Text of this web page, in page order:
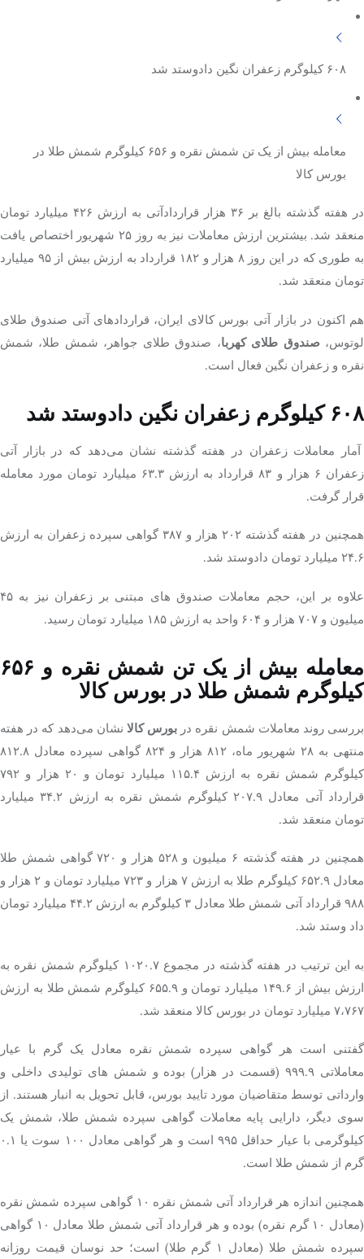
پایگاه خبری آبان
۶۰۸ کیلوگرم زعفران نگین دادوستد شد
معامله بیش از یک تن شمش نقره و ۶۵۶ کیلوگرم شمش طلا در
بورس کالا
در هفته گذشته بالغ بر ۳۶ هزار قراردادآتی به ارزش ۴۲۶ میلیارد تومان
منعقد شد. بیشترین ارزش معاملات نیز به روز ۲۵ شهریور اختصاص یافت
به طوری که در این روز ۸ هزار و ۱۸۲ قرارداد به ارزش بیش از ۹۵ میلیارد
تومان منعقد شد.
هم اکنون در بازار آتی بورس کالای ایران، قراردادهای آتی صندوق طلای
لوتوس،صندوق طلای کهربا، صندوق طلای جواهر، شمش طلا، شمش
نقره و زعفران نگین فعال است.
۶۰۸ کیلوگرم زعفران نگین دادوستد شد
آمار معاملات زعفران در هفته گذشته نشان‌ می‌دهد که در بازار آتی
زعفران ۶ هزار و ۸۳ قرارداد به ارزش ۶۳.۳ میلیارد تومان مورد معامله
قرار گرفت.
همچنین در هفته گذشته ۲۰۲ هزار و ۳۸۷ گواهی سپرده زعفران به ارزش
۲۴.۶ میلیارد تومان دادوستد شد.
علاوه بر این، حجم معاملات صندوق های مبتنی بر زعفران نیز به ۴۵
میلیون و ۷۰۷ هزار و ۶۰۴ واحد به ارزش ۱۸۵ میلیارد تومان رسید.
معامله بیش از یک تن شمش نقره و ۶۵۶
کیلوگرم شمش طلا در بورس کالا
بررسی روند معاملات شمش نقره در بورس کالا نشان می‌دهد که در هفته
منتهی به ۲۸ شهریور ماه، ۸۱۲ هزار و ۸۲۴ گواهی سپرده معادل ۸۱۲.۸
کیلوگرم شمش نقره به ارزش ۱۱۵.۴ میلیارد تومان و ۲۰ هزار و ۷۹۲
قرارداد آتی معادل ۲۰۷.۹ کیلوگرم شمش نقره به ارزش ۳۴.۲ میلیارد
تومان منعقد شد.
همچنین در هفته گذشته ۶ میلیون و ۵۲۸ هزار و ۷۲۰ گواهی شمش طلا
معادل ۶۵۲.۹ کیلوگرم طلا به ارزش ۷ هزار و ۷۲۳ میلیارد تومان و ۲ هزار و
۹۸۸ قرارداد آتی شمش طلا معادل ۳ کیلوگرم به ارزش ۴۴.۲ میلیارد تومان
داد وستد شد.
به این ترتیب در هفته گذشته در مجموع ۱۰۲۰.۷ کیلوگرم شمش نقره به
ارزش بیش از ۱۴۹.۶ میلیارد تومان و ۶۵۵.۹ کیلوگرم شمش طلا به ارزش
۷،۷۶۷ میلیارد تومان در بورس کالا منعقد شد.
گفتنی است هر گواهی سپرده شمش نقره معادل یک گرم با عیار
معاملاتی ۹۹۹.۹ (قسمت در هزار) بوده و شمش های تولیدی داخلی و
وارداتی توسط متقاضیان مورد تایید بورس، قابل تحویل به انبار هستند. از
سوی دیگر، دارایی پایه معاملات گواهی سپرده شمش طلا، شمش یک
کیلوگرمی با عیار حداقل ۹۹۵ است و هر گواهی معادل ۱۰۰ سوت یا ۰.۱
گرم از شمش طلا است.
همچنین اندازه هر قرارداد آتی شمش نقره ۱۰ گواهی سپرده شمش نقره
(معادل ۱۰ گرم نقره) بوده و هر قرارداد آتی شمش طلا معادل ۱۰ گواهی
سپرده شمش طلا (معادل ۱ گرم طلا) است؛ حد نوسان قیمت روزانه